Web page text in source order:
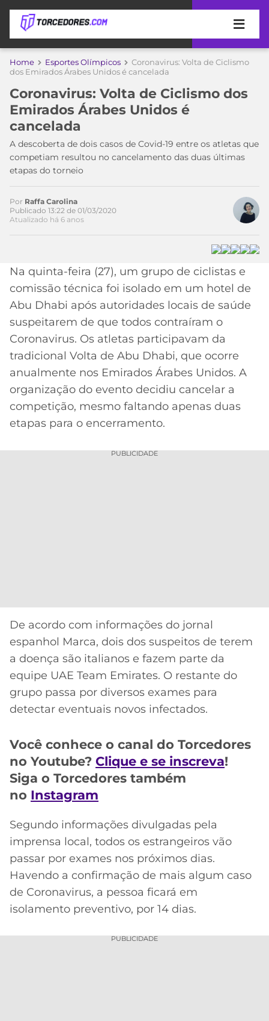
APOSTAS
DE
APOSTA
MELHORES
SITES
DE
APOSTAS
2026
CÓDIGO
DE
INDICAÇÃO
BET365
CÓDIGO
BETANO
MELHORES
APPS
APOSTAS
COPA
DO
MUNDO
TIMES
MEU
TIME
CORINTHIANS
SÃO
PAULO
SANTOS
FLAMENGO
CRUZEIRO
CAMPEONATOS
A
LIBERTADORES
COPA
BRASIL
PREMIER
LEAGUE
SUL-
MERCADO
DA
BOLA
PALPITES
Home Esportes Olímpicos
Coronavirus: Volta de Ciclismo
dos Emirados Árabes Unidos é cancelada
Coronavirus: Volta de Ciclismo dos
Emirados Árabes Unidos é
cancelada
A descoberta de dois casos de Covid-19 entre os atletas que
competiam resultou no cancelamento das duas últimas
etapas do torneio
Por Raffa Carolina
Publicado 13:22 de 01/03/2020
Atualizado há 6 anos
Na quinta-feira (27), um grupo de ciclistas e
comissão técnica foi isolado em um hotel de
Abu Dhabi após autoridades locais de saúde
suspeitarem de que todos contraíram o
Coronavirus. Os atletas participavam da
tradicional Volta de Abu Dhabi, que ocorre
anualmente nos Emirados Árabes Unidos. A
organização do evento decidiu cancelar a
competição, mesmo faltando apenas duas
etapas para o encerramento.
PUBLICIDADE
De acordo com informações do jornal
espanhol Marca, dois dos suspeitos de terem
a doença são italianos e fazem parte da
equipe UAE Team Emirates. O restante do
grupo passa por diversos exames para
detectar eventuais novos infectados.
Você conhece o canal do Torcedores
no Youtube? Clique e se inscreva!
Siga o Torcedores também
no Instagram
Segundo informações divulgadas pela
imprensa local, todos os estrangeiros vão
passar por exames nos próximos dias.
Havendo a confirmação de mais algum caso
de Coronavirus, a pessoa ficará em
isolamento preventivo, por 14 dias.
PUBLICIDADE